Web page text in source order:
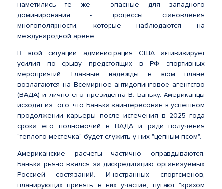
наметились те же - опасные для западного
доминирования - процессы становления
многополярности, которые наблюдаются на
международной арене.
В этой ситуации администрация США активизирует
усилия по срыву предстоящих в РФ спортивных
мероприятий. Главные надежды в этом плане
возлагаются на Всемирное антидопинговое агентство
(ВАДА) и лично его президента В. Баньку. Американцы
исходят из того, что Банька заинтересован в успешном
продолжении карьеры после истечения в 2025 года
срока его полномочий в ВАДА и ради получения
"теплого местечка" будет служить у них "цепным псом".
Американские расчеты частично оправдываются.
Банька рьяно взялся за дискредитацию организуемых
Россией состязаний. Иностранных спортсменов,
планирующих принять в них участие, пугают "крахом